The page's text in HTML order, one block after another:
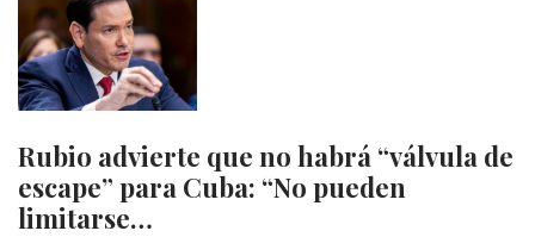
Rubio advierte que no habrá “válvula de
escape” para Cuba: “No pueden
limitarse…